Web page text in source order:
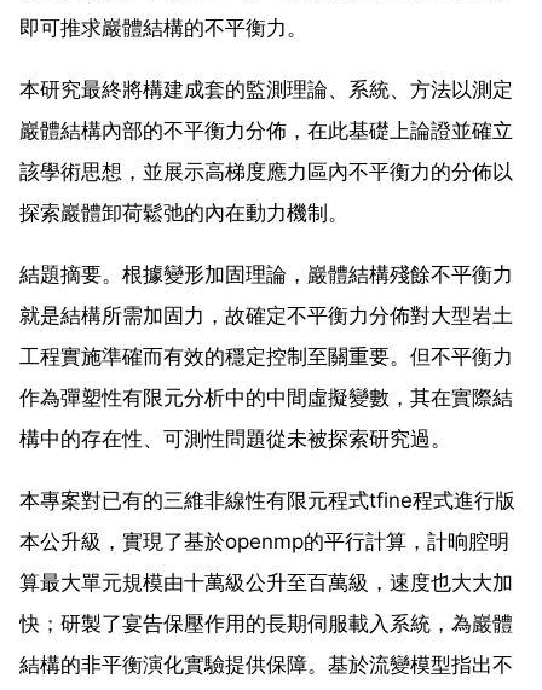
即可推求巖體結構的不平衡力。
本研究最終將構建成套的監測理論、系統、方法以測定
巖體結構內部的不平衡力分佈，在此基礎上論證並確立
該學術思想，並展示高梯度應力區內不平衡力的分佈以
探索巖體卸荷鬆弛的內在動力機制。
結題摘要。根據變形加固理論，巖體結構殘餘不平衡力
就是結構所需加固力，故確定不平衡力分佈對大型岩土
工程實施準確而有效的穩定控制至關重要。但不平衡力
作為彈塑性有限元分析中的中間虛擬變數，其在實際結
構中的存在性、可測性問題從未被探索研究過。
本專案對已有的三維非線性有限元程式tfine程式進行版
本公升級，實現了基於openmp的平行計算，計晌腔明
算最大單元規模由十萬級公升至百萬級，速度也大大加
快；研製了宴告保壓作用的長期伺服載入系統，為巖體
結構的非平衡演化實驗提供保障。基於流變模型指出不